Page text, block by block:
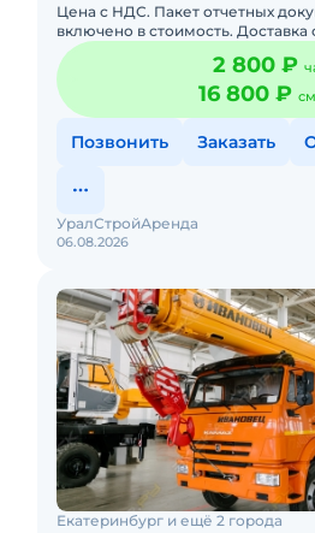
Цена с НДС. Пакет отчетных
включено в стоимость. Доставка
Сейчас свободна.
2 800 ₽
16 800 ₽
Позвонить Заказать
06.08.2026
УралСтройАренда
Екатеринбург и ещё 2 города